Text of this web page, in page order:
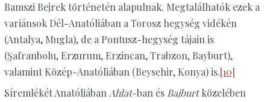
Bamszi Bejrek történetén alapulnak. Megtalálhatók ezek a
variánsok Dél-Anatóliában a Torosz hegység vidékén
(Antalya, Mugla), de a Pontusz-hegység tájain is
(Şafranbolu, Erzurum, Erzincan, Trabzon, Bayburt),
valamint Közép-Anatóliában (Beysehir, Konya) is.[10]
Síremlékét Anatóliában Ahlat-ban és Bajburtközelében